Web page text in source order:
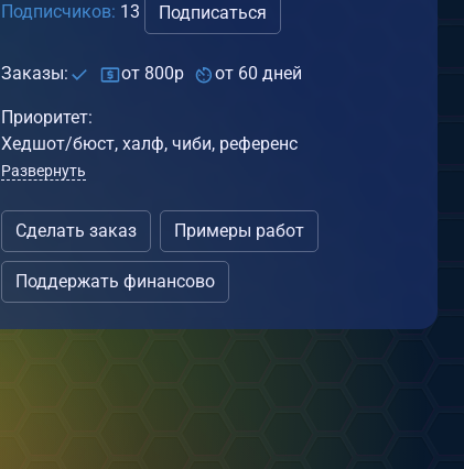
Подписчиков: 13 Подписаться
Заказы: от 800р от 60 дней
Приоритет:
Хедшот/бюст, халф, чиби, референс
Развернуть
Сделать заказ Примеры работ
Поддержать финансово